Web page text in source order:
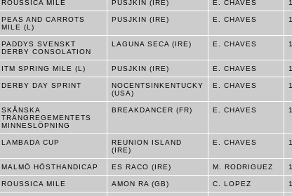
ROUSSICA MILE PUSJKIN (IRE) E. CHAVES 1
PEAS AND CARROTS
MILE (L)
PUSJKIN (IRE) E. CHAVES 1
PADDYS SVENSKT
DERBY CONSOLATION
LAGUNA SECA (IRE) E. CHAVES 1
ITM SPRING MILE (L) PUSJKIN (IRE) E. CHAVES 1
DERBY DAY SPRINT
NOCENTSINKENTUCKY
(USA)
E. CHAVES 1
SKÅNSKA
TRÄNGREGEMENTETS
MINNESLÖPNING
BREAKDANCER (FR) E. CHAVES 1
LAMBADA CUP
REUNION ISLAND
(IRE)
E. CHAVES 1
MALMÖ HÖSTHANDICAP ES RACO (IRE) M. RODRIGUEZ 1
ROUSSICA MILE AMON RA (GB) C. LOPEZ 1